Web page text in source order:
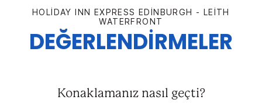
HOLIDAY INN EXPRESS EDINBURGH - LEITH
WATERFRONT
DEĞERLENDİRMELER
Konaklamanız nasıl geçti?